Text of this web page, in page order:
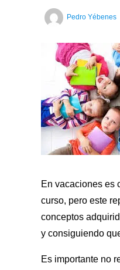
Pedro Yébenes
En vacaciones es
curso, pero este
conceptos
y consiguiendo
Es importante no